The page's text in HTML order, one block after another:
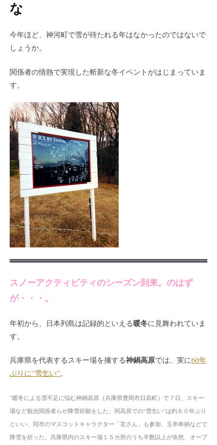
な
今年ほど、神河町で雪が待たれる年はなかったのではないで
しょうか。
関係者の情熱で実現した斬新な冬イベントがはじまっていま
す。
スノーアクティビティのシーズン到来。のはず
が・・・。
年初から、日本列島は記録的といえる暖冬に見舞われていま
す。
兵庫県を代表するスキー場を擁する神鍋高原では、実に60年
ぶりに”雪乞い”。
”暖冬による雪不足に悩む神鍋高原（兵庫県豊岡市日高町）で７日、スキー
場など観光関係者らが降雪祈願をした。同高原での“雪乞い”は約６０年ぶり
といい、同市のマスコットキャラクター「玄さん」も参加、玉串奉納などで
降雪を祈った。兵庫県内のスキー場１５カ所のうち半数以上が依然、オープ